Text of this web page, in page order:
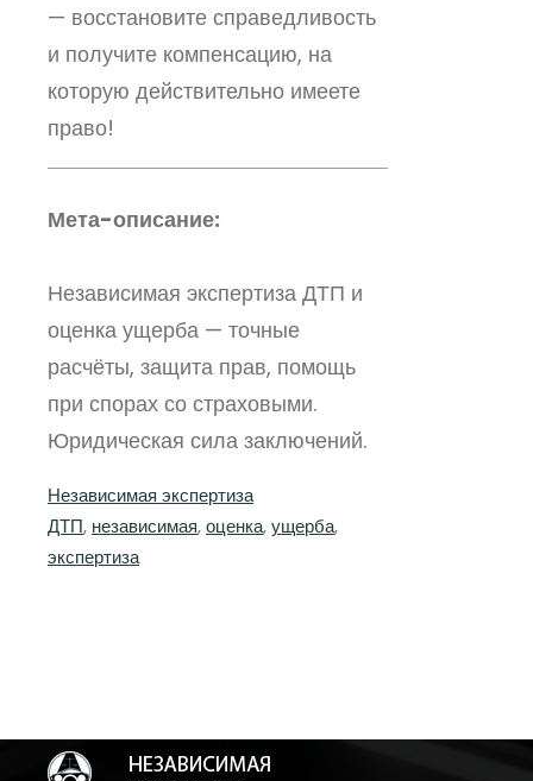
— восстановите справедливость
и получите компенсацию, на
которую действительно имеете
право!
Мета-описание:
Независимая экспертиза ДТП и
оценка ущерба — точные
расчёты, защита прав, помощь
при спорах со страховыми.
Юридическая сила заключений.
Независимая экспертиза
ДТП, независимая, оценка, ущерба
экспертиза